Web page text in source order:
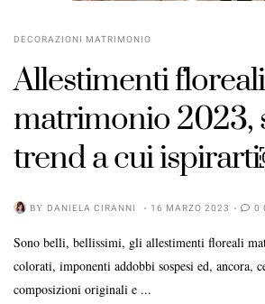
DECORAZIONI MATRIMONIO
Allestimenti floreali
matrimonio 2023,
trend a cui
BY DANIELA CIRANNI 16 MARZO 2023 0
Sono belli, bellissimi, gli allestimenti floreali
colorati, imponenti addobbi sospesi ed, ancora,
composizioni originali e ...